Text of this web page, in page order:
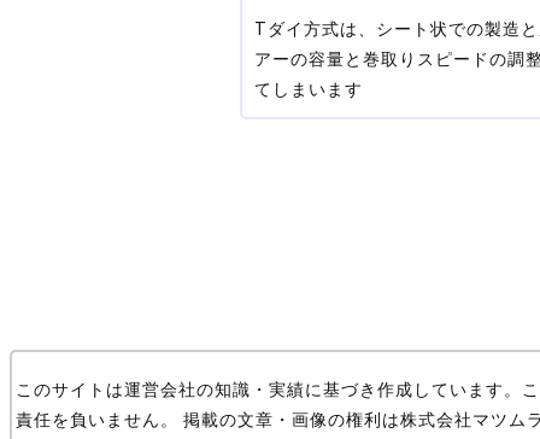
Tダイ方式は、シート状での製造
アーの容量と巻取りスピードの調
てしまいます
このサイトは運営会社の知識・実績に基づき作成しています。
責任を負いません。 掲載の文章・画像の権利は株式会社マツ